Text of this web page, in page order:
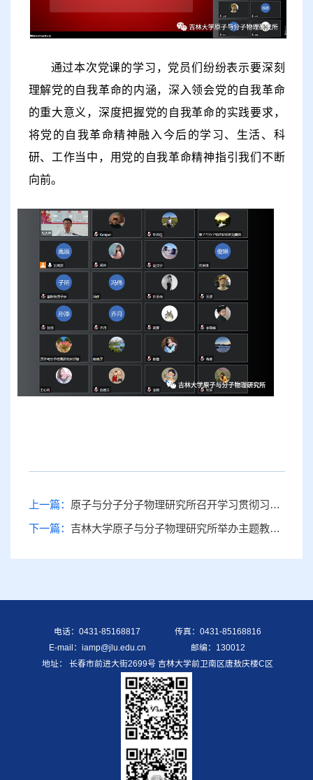
通过本次党课的学习，党员们纷纷表示要深刻
理解党的自我革命的内涵，深入领会党的自我革命
的重大意义，深度把握党的自我革命的实践要求，
将党的自我革命精神融入今后的学习、生活、科
研、工作当中，用党的自我革命精神指引我们不断
向前。
上一篇： 原子与分子分子物理研究所召开学习贯彻习近平新时代中国特色社会主义思想主题教育推动高质量发展研讨会
下一篇： 吉林大学原子与分子物理研究所举办主题教育培训班暨读书班实践研学活动
电话：0431-85168817
传真：0431-85168816
E-mail：iamp@jlu.edu.cn
邮编：130012
地址： 长春市前进大街2699号 吉林大学前卫南区唐敖庆楼C区